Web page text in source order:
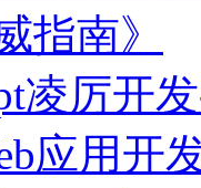
指南》
凌厉开
应用开